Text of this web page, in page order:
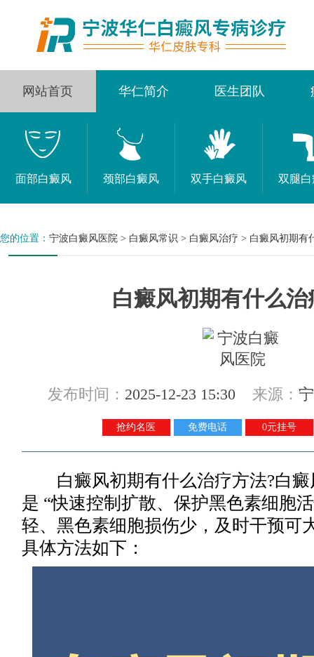
网站首页 华仁简介 医生团队
面部白癜风 颈部白癜风 双手白癜风 双腿
您的位置： 宁波白癜风医院 > 白癜风常识 > 白癜风治疗 > 白癜风初期有
白癜风初期有什么治
发布时间： 2025-12-23 15:30 来源：
抢约名医 免费电话 0元挂号
白癜风初期有什么治疗方法?白癜
是 “快速控制扩散、保护黑色素细胞
轻、黑色素细胞损伤少，及时干预可
具体方法如下：